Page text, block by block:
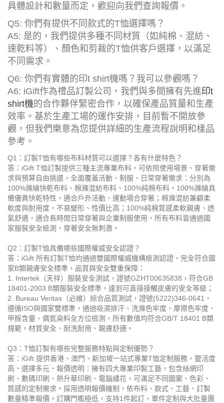
具體設計和數量而定，歡迎向我們查詢報價。
Q5: 你們有提供不同款式的T恤選擇嗎？
A5: 是的，我們提供多種不同材質（如純棉、混紡、
速乾料等）、顏色和剪裁的T恤供客戶選擇，以滿足
不同需求。
Q6: 你們有實體的印t shirt機嗎？我可以參觀嗎？
A6: iGift作為禮品訂製公司，我們與多間擁有先進印t
shirt機的合作夥伴緊密合作，以確保產品質量和生產
效率。基於生產工場的運作安排，目前暫不開放參
觀，但我們樂意為您提供詳細的生產流程說明和樣品
參考。
Q1：訂製T恤有哪些布料材質可以選擇？各有什麼特色？
答：iGift T恤訂製提供三種主流專業布料，可依照使用場景、穿著需
求與預算自由挑選，全面覆蓋活動、制服、日常穿著需求：分別為
100%滌綸快乾布料、棉滌混紡布料、100%純棉布料。100%滌綸具
備優異快乾特性，適合戶外活動、運動場合穿著；棉滌混紡兼顧柔
軟度與耐用度，不易變形、性價比高；100%純棉質感柔軟親膚、透
氣舒適，適合長時間日常穿著與企業制服使用，所有布料皆通過國
家服裝安全檢測，穿著安全無刺激。
Q2：訂製T恤具備哪些國際權威安全認證？
答：iGift 所有訂製T恤均通過雙國際權威機構檢測認證，完全符合國
家B類親膚安全標準，品質與安全雙重保障：
1. Intertek（天祥）服裝安全測試，證號GZHT00635838，符合GB
18401-2003 B類服裝安全標準，達到可直接接觸皮膚的安全等級；
2. Bureau Veritas（必維）綜合品質測試，證號(5222)346-0641，
遵循ISO與國家雙標準，通過吸濕排汗、洗滌色牢度、摩擦色牢度、
甲醛含量、偶氮染料全方位檢測，所有數值均符合GB/T 18401 B類
規範，材質安全、耐洗耐用、親膚舒適。
Q3：T恤訂製有哪些完整服務特點與定制優勢？
答：iGift 提供香港、澳門、新加坡一站式專業T恤定制服務，靈活度
高、選擇多元、報價透明：擁有四大專業印製工藝，包含絲網印
刷、數碼印刷、熱升華印刷、電腦繡花，可滿足不同圖案、色彩、
質感的定制需求。採用透明報價機制，依布料、款式、工藝、訂製
數量精準報價。訂購門檻極低，支持1件起訂，單件定制與大批量團